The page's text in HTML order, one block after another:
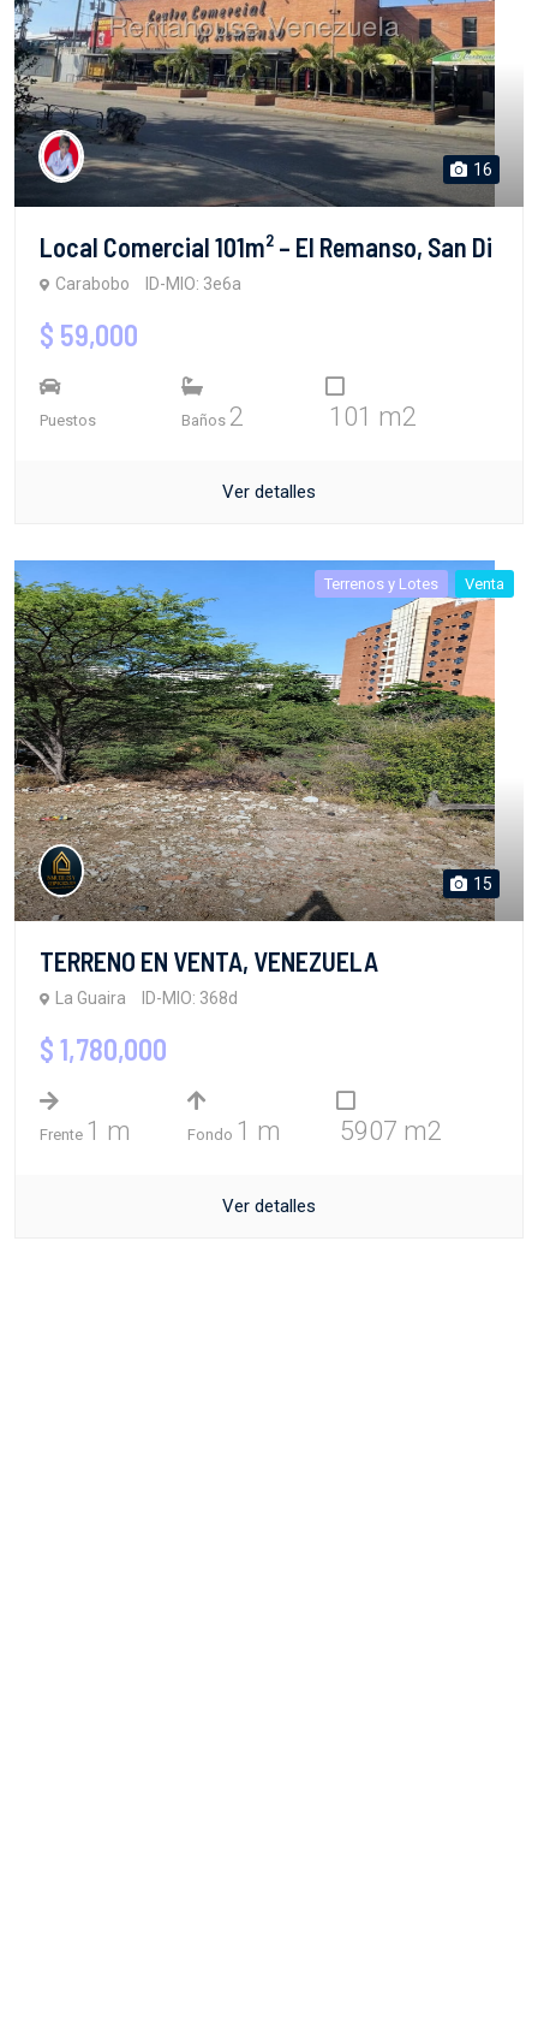
16
Local Comercial 101m² – El Remanso, San Di
Carabobo ID-MIO: 3e6a
$ 59,000
Puestos Baños 2 101 m2
Ver detalles
Terrenos y Lotes Venta
15
TERRENO EN VENTA, VENEZUELA
La Guaira ID-MIO: 368d
$ 1,780,000
Frente 1 m Fondo 1 m 5907 m2
Ver detalles